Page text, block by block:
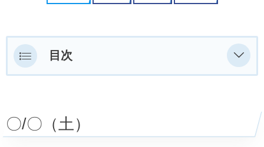
目次
○○高校vs○○高校
〇/〇（土）